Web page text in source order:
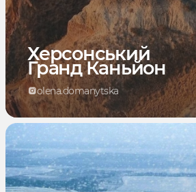
Херсонський
Гранд Каньйон
olena.domanytska